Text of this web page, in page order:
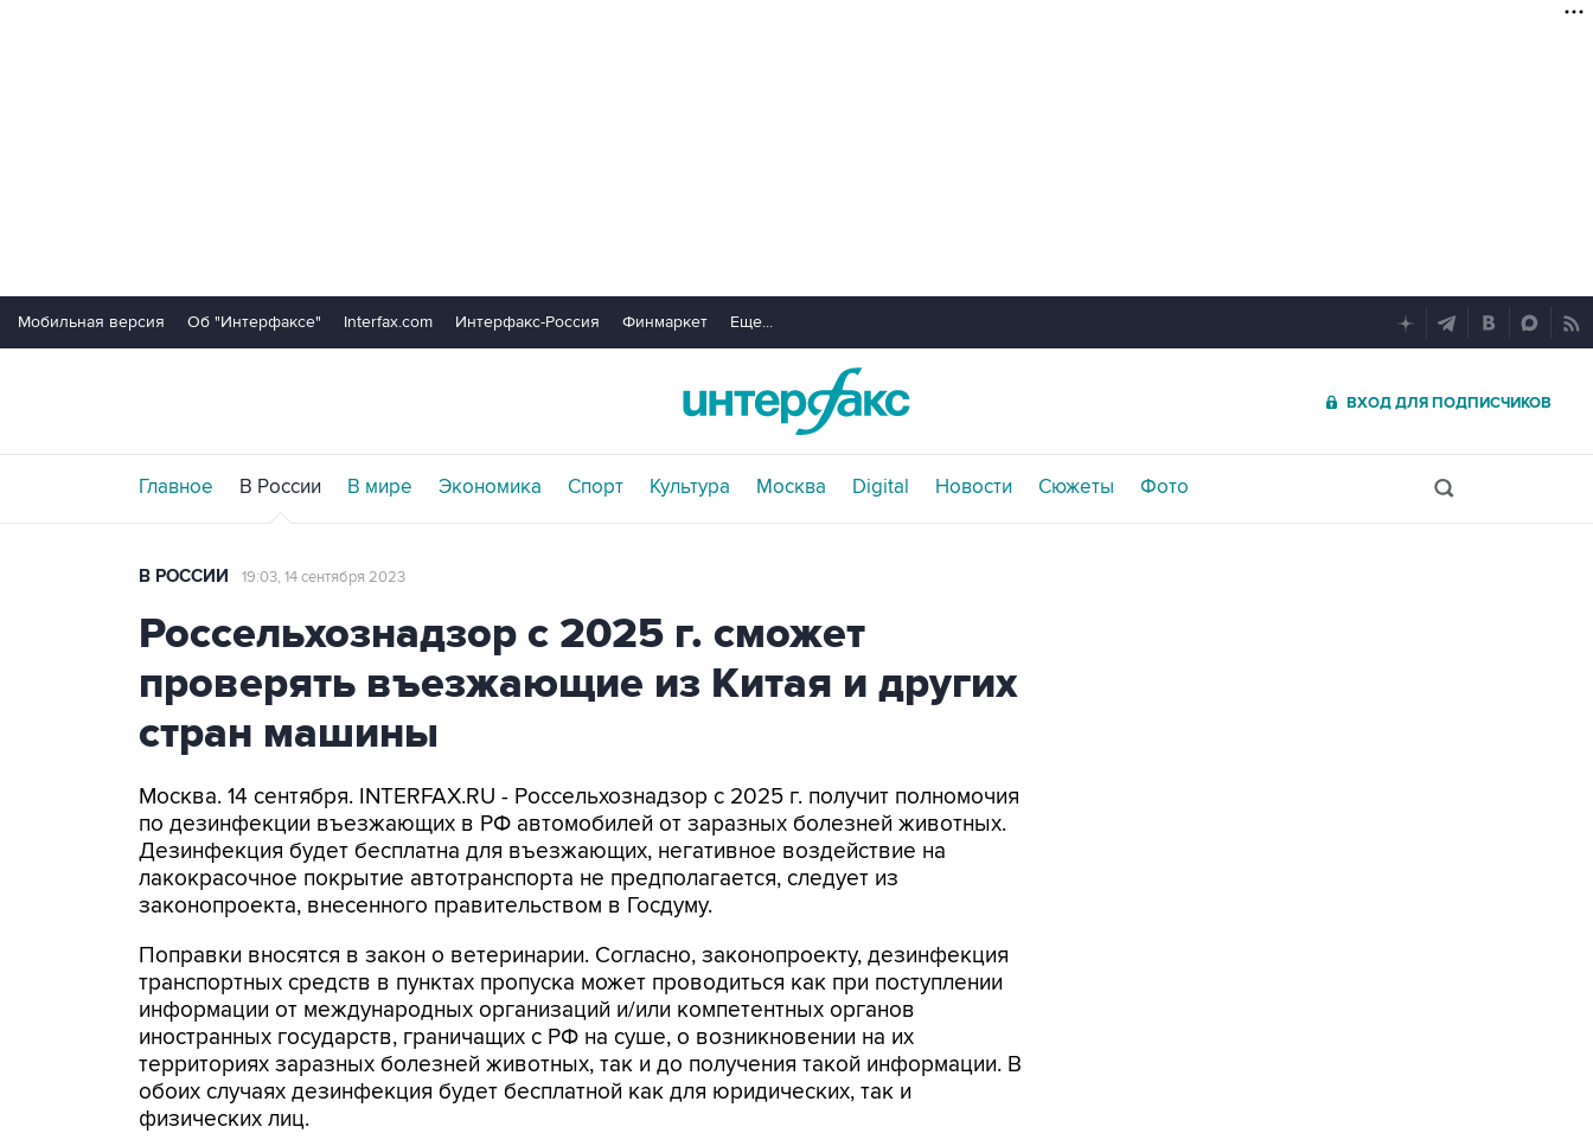
Мобильная версия Об "Интерфаксе" Interfax.com Интерфакс-Россия Финмаркет Еще...
ВХОД ДЛЯ ПОДПИСЧИКОВ
Главное В России В мире Экономика Спорт Культура Москва Digital Новости Сюжеты Фото
В РОССИИ 19:03, 14 сентября 2023
Россельхознадзор с 2025 г. сможет
проверять въезжающие из Китая и других
стран машины
Москва. 14 сентября. INTERFAX.RU - Россельхознадзор с 2025 г. получит полномочия
по дезинфекции въезжающих в РФ автомобилей от заразных болезней животных.
Дезинфекция будет бесплатна для въезжающих, негативное воздействие на
лакокрасочное покрытие автотранспорта не предполагается, следует из
законопроекта, внесенного правительством в Госдуму.
Поправки вносятся в закон о ветеринарии. Согласно, законопроекту, дезинфекция
транспортных средств в пунктах пропуска может проводиться как при поступлении
информации от международных организаций и/или компетентных органов
иностранных государств, граничащих с РФ на суше, о возникновении на их
территориях заразных болезней животных, так и до получения такой информации. В
обоих случаях дезинфекция будет бесплатной как для юридических, так и
физических лиц.